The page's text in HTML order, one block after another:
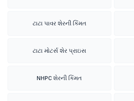
ટાટા પાવર શેરની કિંમત
ટાટા મોટર્સ શેર પ્રાઇસ
NHPC શેરની કિંમત